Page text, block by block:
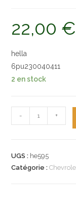
22,00 €
hella
6pu230040411
2 en stock
de
- +
UGS : he595
Catégorie :